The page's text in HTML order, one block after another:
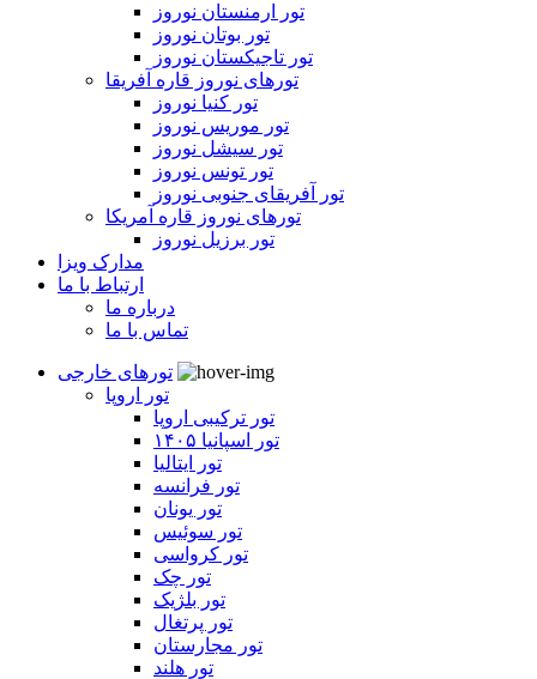
تور ارمنستان نوروز
تور بوتان نوروز
تور تاجیکستان نوروز
تورهای نوروز قاره آفریقا
تور کنیا نوروز
تور موریس نوروز
تور سیشل نوروز
تور تونس نوروز
تور آفریقای جنوبی نوروز
تورهای نوروز قاره آمریکا
تور برزیل نوروز
مدارک ویزا
ارتباط با ما
درباره ما
تماس با ما
تورهای خارجی
تور اروپا
تور ترکیبی اروپا
تور اسپانیا ۱۴۰۵
تور ایتالیا
تور فرانسه
تور یونان
تور سوئیس
تور کرواسی
تور چک
تور بلژیک
تور پرتغال
تور مجارستان
تور هلند